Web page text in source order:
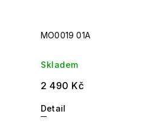
MO0019 01A
Skladem
2 490 Kč
Detail